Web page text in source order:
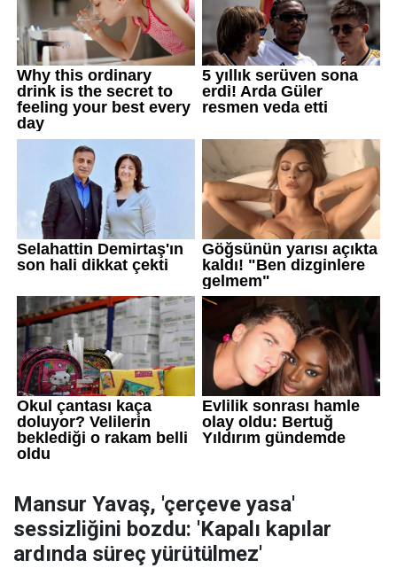
Mansur Yavaş, 'çerçeve yasa'
sessizliğini bozdu: 'Kapalı kapılar
ardında süreç yürütülmez'